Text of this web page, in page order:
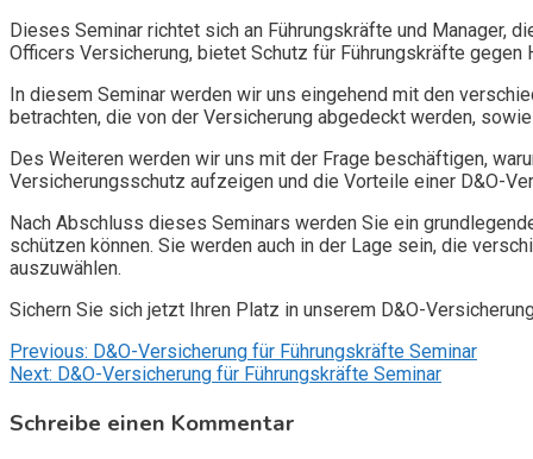
Dieses Seminar richtet sich an Führungskräfte und Manager,
Officers Versicherung, bietet Schutz für Führungskräfte
In diesem Seminar werden wir uns eingehend mit den
betrachten, die von der Versicherung abgedeckt werden,
Des Weiteren werden wir uns mit der Frage beschäftigen,
Versicherungsschutz aufzeigen und die Vorteile einer D&O-
Nach Abschluss dieses Seminars werden Sie ein
schützen können. Sie werden auch in der Lage sein, die
auszuwählen.
Sichern Sie sich jetzt Ihren Platz in unserem D&O-
Beitragsnavigation
Previous: D&O-Versicherung für Führungskräfte Seminar
Next: D&O-Versicherung für Führungskräfte Seminar
Schreibe einen Kommentar